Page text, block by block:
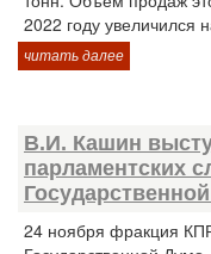
2022 году увеличился
читать далее
В.И. Кашин
парламентских
24 ноября фракция